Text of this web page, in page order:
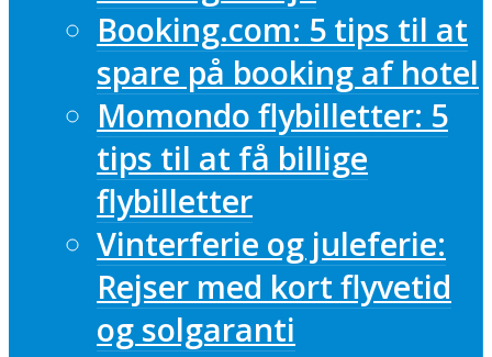
Booking.com: 5 tips til at
spare på booking af hotel
Momondo flybilletter: 5
tips til at få billige
flybilletter
Vinterferie og juleferie:
Rejser med kort flyvetid
og solgaranti